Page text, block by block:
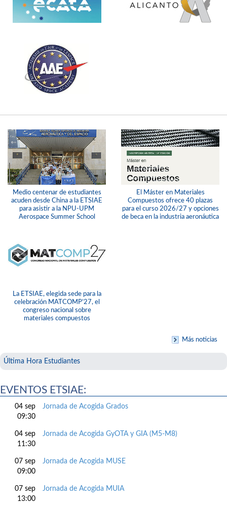
Medio centenar de estudiantes
acuden desde China a la ETSIAE
para asistir a la NPU-UPM
Aerospace Summer School
El Máster en Materiales
Compuestos ofrece 40 plazas
para el curso 2026/27 y opciones
de beca en la industria aeronáutica
La ETSIAE, elegida sede para la
celebración MATCOMP’27, el
congreso nacional sobre
materiales compuestos
Más noticias
Última Hora Estudiantes
EVENTOS ETSIAE:
04 sep
09:30
Jornada de Acogida Grados
04 sep
11:30
Jornada de Acogida GyOTA y GIA (M5-M8)
07 sep
09:00
Jornada de Acogida MUSE
07 sep
13:00
Jornada de Acogida MUIA